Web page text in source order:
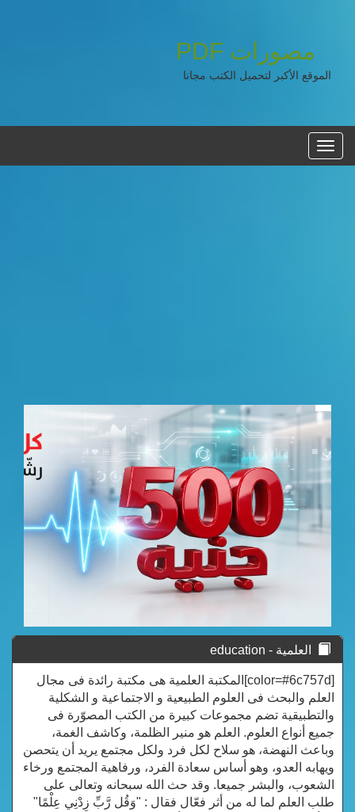
مصورات PDF
الموقع الأكبر لتحميل الكتب مجانا
القائمه
الرئيسية
العلمية - education
[color=#6c757d]المكتبة العلمية هى مكتبة رائدة فى مجال
العلم والبحث فى العلوم الطبيعية و الاجتماعية و الشكلية
والتطبيقية تضم مجموعات كبيرة من الكتب المصوّرة فى
جميع أنواع العلوم. العلم هو منير الظلمة، وكاشف الغمة،
وباعث النهضة، هو سلاح لكل فرد ولكل مجتمع يريد أن يتحصن
ويهابه العدو، وهو أساس سعادة الفرد، ورفاهية المجتمع ورخاء
الشعوب، والبشر جميعا. وقد حث الله سبحانه وتعالى على
طلب العلم لما له من أثر فعّال فقال : "وَقُل رَّبِّ زِدْنِي عِلْمًا"